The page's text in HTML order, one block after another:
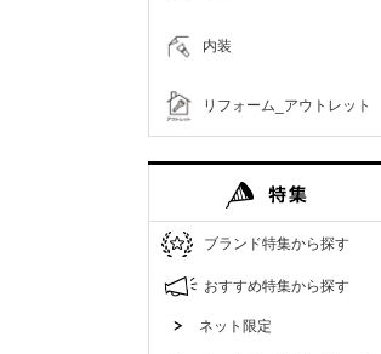
リフォーム_アウトレット
内装
ブランド特集から探す
おすすめ特集から探す
ネット限定